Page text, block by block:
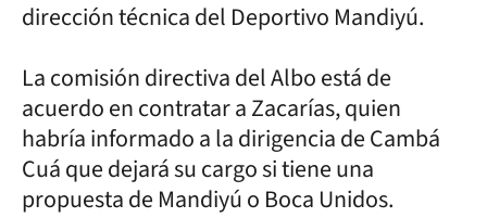
dirección técnica del Deportivo Mandiyú.
La comisión directiva del Albo está de
acuerdo en contratar a Zacarías, quien
habría informado a la dirigencia de Cambá
Cuá que dejará su cargo si tiene una
propuesta de Mandiyú o Boca Unidos.